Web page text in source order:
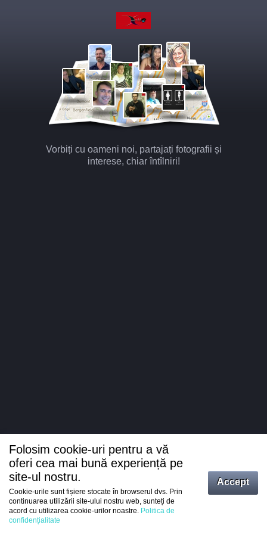
Vorbiți cu oameni noi, partajați fotografii și
interese, chiar întîlniri!
Intrați
Folosim cookie-uri pentru a vă
oferi cea mai bună experiență pe
site-ul nostru.
Cookie-urile sunt fișiere stocate în browserul dvs. Prin
continuarea utilizării site-ului nostru web, sunteți de
acord cu utilizarea cookie-urilor noastre. Politica de
confidențialitate
Accept